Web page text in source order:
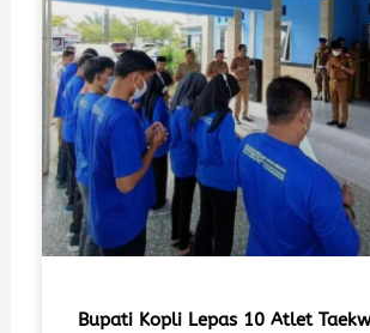
Bupati Kopli Lepas 10 Atlet